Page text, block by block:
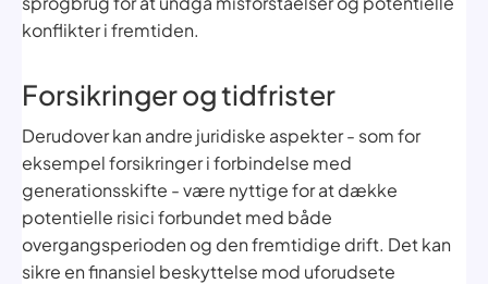
konflikter i fremtiden.
Forsikringer og tidfrister
Derudover kan andre juridiske aspekter - som for
eksempel forsikringer i forbindelse med
generationsskifte - være nyttige for at dække
potentielle risici forbundet med både
overgangsperioden og den fremtidige drift. Det kan
sikre en finansiel beskyttelse mod uforudsete